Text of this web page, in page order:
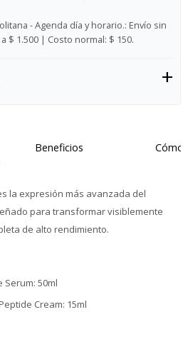
- Agenda día y horario.: Envío sin
$ 1.500 | Costo normal: $ 150.
Beneficios Cómo
la expresión más avanzada del
para transformar visiblemente
de alto rendimiento.
Serum: 50ml
Cream: 15ml